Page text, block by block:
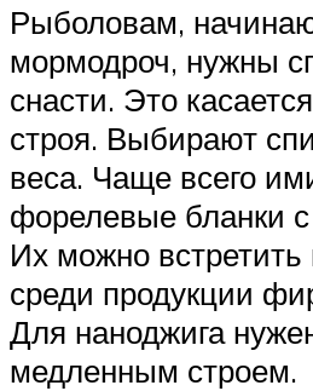
Рыболовам,
мормодроч, нужны
снасти. Это
строя. Выбирают
веса. Чаще всего
форелевые бланки с
Их можно встретить
среди продукции
Для наноджига
медленным строем.